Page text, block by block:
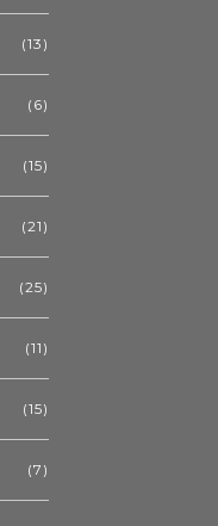
(13)
(6)
(15)
(21)
(25)
(11)
(15)
(7)